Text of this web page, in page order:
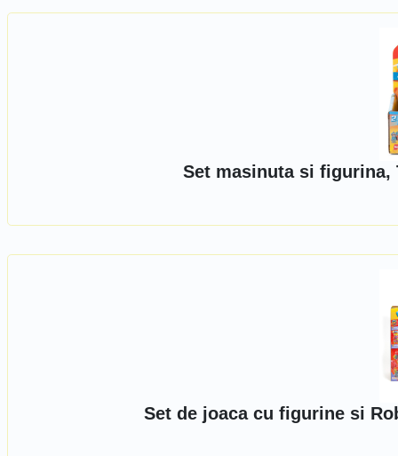
Set masinuta si figurina,
Set de joaca cu figurine si